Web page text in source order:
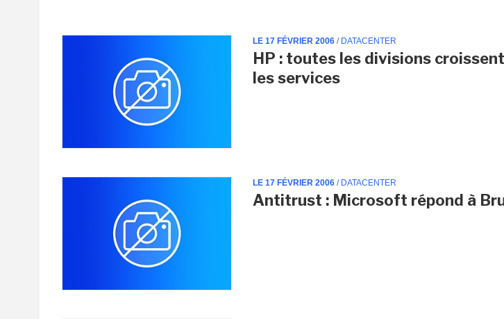
LE 17 FÉVRIER 2006 / DATACENTER
HP : toutes les divisions
les services
LE 17 FÉVRIER 2006 / DATACENTER
Antitrust : Microsoft répond à